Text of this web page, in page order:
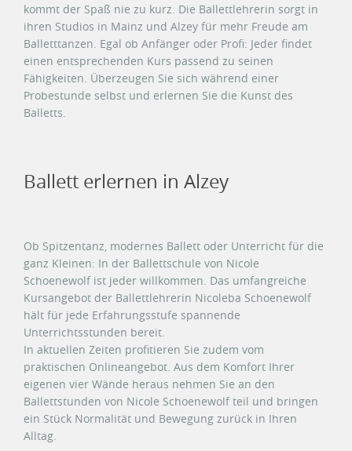
kommt der Spaß nie zu kurz. Die Ballettlehrerin sorgt in
ihren Studios in Mainz und Alzey für mehr Freude am
Balletttanzen. Egal ob Anfänger oder Profi: Jeder findet
einen entsprechenden Kurs passend zu seinen
Fähigkeiten. Überzeugen Sie sich während einer
Probestunde selbst und erlernen Sie die Kunst des
Balletts.
Ballett erlernen in Alzey
Ob Spitzentanz, modernes Ballett oder Unterricht für die
ganz Kleinen: In der Ballettschule von Nicole
Schoenewolf ist jeder willkommen. Das umfangreiche
Kursangebot der Ballettlehrerin Nicoleba Schoenewolf
hält für jede Erfahrungsstufe spannende
Unterrichtsstunden bereit.
In aktuellen Zeiten profitieren Sie zudem vom
praktischen Onlineangebot. Aus dem Komfort Ihrer
eigenen vier Wände heraus nehmen Sie an den
Ballettstunden von Nicole Schoenewolf teil und bringen
ein Stück Normalität und Bewegung zurück in Ihren
Alltag.